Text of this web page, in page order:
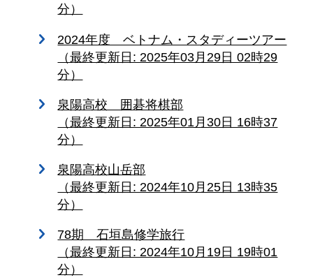
分）
2024年度 ベトナム・スタディーツアー
（最終更新日: 2025年03月29日 02時29
分）
泉陽高校 囲碁将棋部
（最終更新日: 2025年01月30日 16時37
分）
泉陽高校山岳部
（最終更新日: 2024年10月25日 13時35
分）
78期 石垣島修学旅行
（最終更新日: 2024年10月19日 19時01
分）